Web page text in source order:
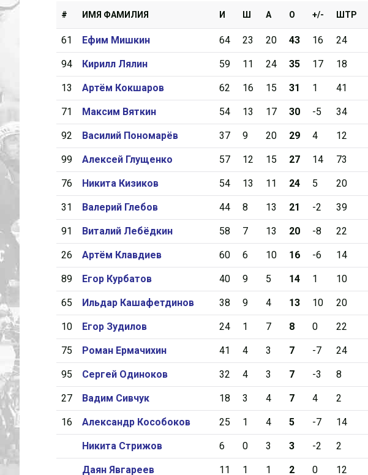
# ИМЯ ФАМИЛИЯ И Ш А О +/- ШТР
61 Ефим Мишкин 64 23 20 43 16 24
94 Кирилл Лялин 59 11 24 35 17 18
13 Артём Кокшаров 62 16 15 31 1 41
71 Максим Вяткин 54 13 17 30 -5 34
92 Василий Пономарёв 37 9 20 29 4 12
99 Алексей Глущенко 57 12 15 27 14 73
76 Никита Кизиков 54 13 11 24 5 20
31 Валерий Глебов 44 8 13 21 -2 39
91 Виталий Лебёдкин 58 7 13 20 -8 22
26 Артём Клавдиев 60 6 10 16 -6 14
89 Егор Курбатов 40 9 5 14 1 10
65 Ильдар Кашафетдинов 38 9 4 13 10 20
10 Егор Зудилов 24 1 7 8 0 22
75 Роман Ермачихин 41 4 3 7 -7 24
95 Сергей Одиноков 32 4 3 7 -3 8
27 Вадим Сивчук 18 3 4 7 4 2
16 Александр Кособоков 25 1 4 5 -7 14
Никита Стрижов 6 0 3 3 -2 2
Даян Явгареев 11 1 1 2 0 12